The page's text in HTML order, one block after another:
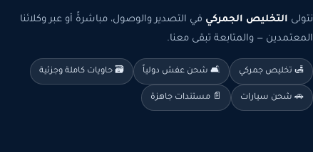
نتولى التخليص الجمركي في التصدير والوصول، مباشرةً أو عبر وكلائنا
المعتمدين — والمتابعة تبقى معنا.
🛃 تخليص جمركي 🛋️ شحن عفش دولياً 🗃️ حاويات كاملة وجزئية
🚗 شحن سيارات 📄 مستندات جاهزة